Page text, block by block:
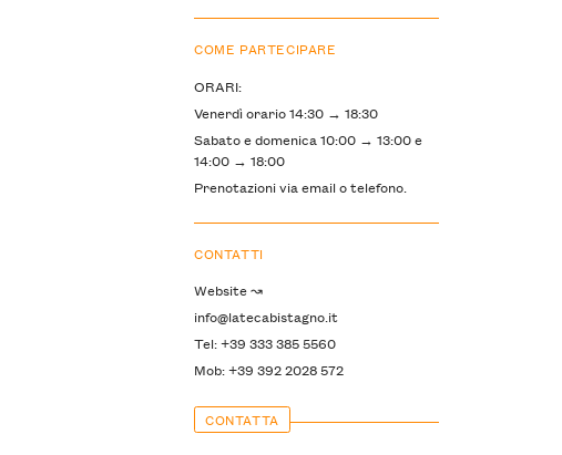
COME PARTECIPARE
ORARI:
Venerdì orario 14:30 → 18:30
Sabato e domenica 10:00 → 13:00 e
14:00 → 18:00
Prenotazioni via email o telefono.
CONTATTI
Website ↝
info@latecabistagno.it
Tel: +39 333 385 5560
Mob: +39 392 2028 572
CONTATTA